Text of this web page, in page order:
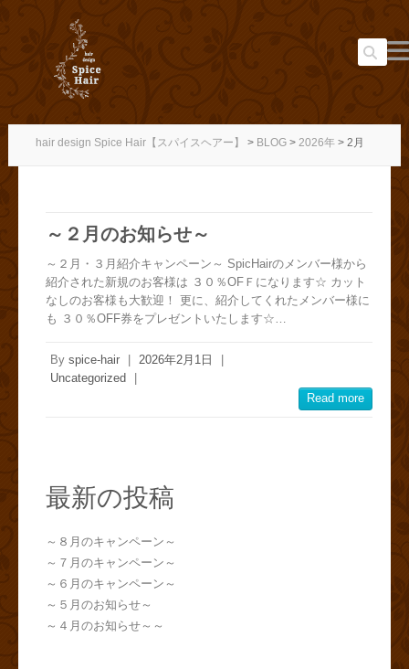
Search
hair design Spice Hair【スパイスヘアー】 > BLOG> 2026年> 2月
～２月のお知らせ～
～２月・３月紹介キャンペーン～ SpicHairのメンバー様から
紹介された新規のお客様は ３０％OFＦになります☆ カット
なしのお客様も大歓迎！ 更に、紹介してくれたメンバー様に
も ３０％OFF券をプレゼントいたします☆…
By spice-hair 2026年2月1日
Uncategorized
Read more
最新の投稿
～８月のキャンペーン～
～７月のキャンペーン～
～６月のキャンペーン～
～５月のお知らせ～
～４月のお知らせ～～